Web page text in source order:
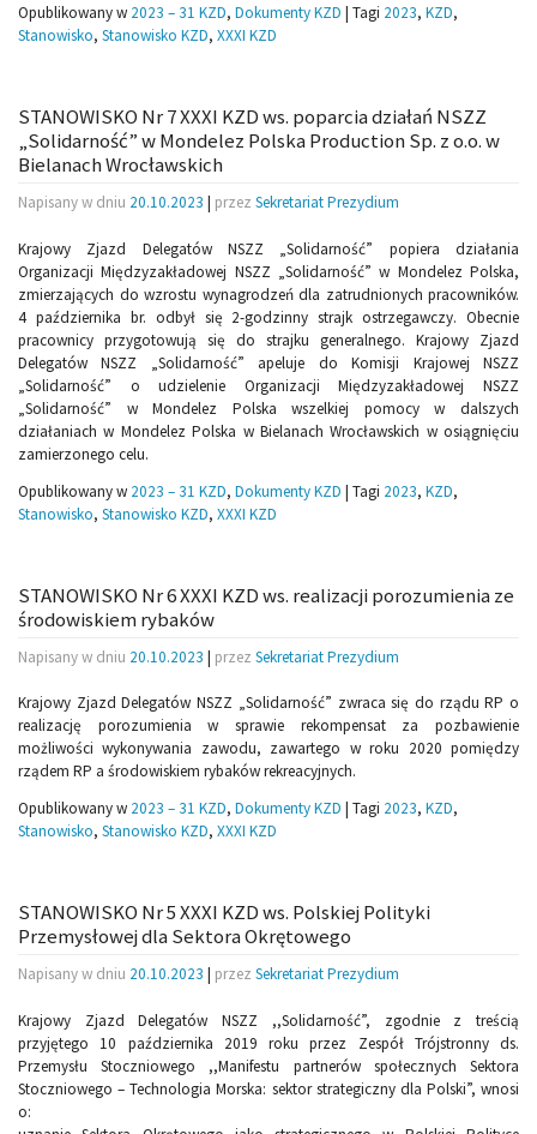
Opublikowany w 2023 – 31 KZD, Dokumenty KZD | Tagi 2023, KZD,
Stanowisko, Stanowisko KZD, XXXI KZD
STANOWISKO Nr 7 XXXI KZD ws. poparcia działań NSZZ
„Solidarność” w Mondelez Polska Production Sp. z o.o. w
Bielanach Wrocławskich
Napisany w dniu 20.10.2023 | przez Sekretariat Prezydium
Krajowy Zjazd Delegatów NSZZ „Solidarność” popiera działania
Organizacji Międzyzakładowej NSZZ „Solidarność” w Mondelez Polska,
zmierzających do wzrostu wynagrodzeń dla zatrudnionych pracowników.
4 października br. odbył się 2-godzinny strajk ostrzegawczy. Obecnie
pracownicy przygotowują się do strajku generalnego. Krajowy Zjazd
Delegatów NSZZ „Solidarność” apeluje do Komisji Krajowej NSZZ
„Solidarność” o udzielenie Organizacji Międzyzakładowej NSZZ
„Solidarność” w Mondelez Polska wszelkiej pomocy w dalszych
działaniach w Mondelez Polska w Bielanach Wrocławskich w osiągnięciu
zamierzonego celu.
Opublikowany w 2023 – 31 KZD, Dokumenty KZD | Tagi 2023, KZD,
Stanowisko, Stanowisko KZD, XXXI KZD
STANOWISKO Nr 6 XXXI KZD ws. realizacji porozumienia ze
środowiskiem rybaków
Napisany w dniu 20.10.2023 | przez Sekretariat Prezydium
Krajowy Zjazd Delegatów NSZZ „Solidarność” zwraca się do rządu RP o
realizację porozumienia w sprawie rekompensat za pozbawienie
możliwości wykonywania zawodu, zawartego w roku 2020 pomiędzy
rządem RP a środowiskiem rybaków rekreacyjnych.
Opublikowany w 2023 – 31 KZD, Dokumenty KZD Tagi 2023, KZD,
Stanowisko, Stanowisko KZD, XXXI KZD
STANOWISKO Nr 5 XXXI KZD ws. Polskiej Polityki
Przemysłowej dla Sektora Okrętowego
Napisany w dniu 20.10.2023 przez Sekretariat Prezydium
Krajowy Zjazd Delegatów NSZZ ,,Solidarność”, zgodnie z treścią
przyjętego 10 października 2019 roku przez Zespół Trójstronny ds.
Przemysłu Stoczniowego ,,Manifestu partnerów społecznych Sektora
Stoczniowego – Technologia Morska: sektor strategiczny dla Polski”, wnosi
o: